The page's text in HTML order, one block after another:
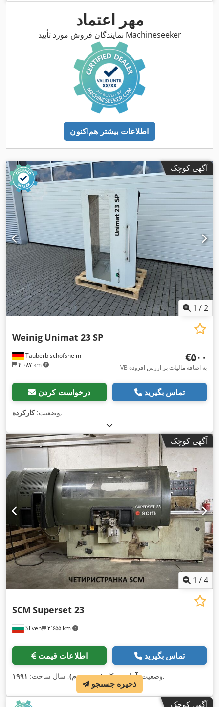
مهر اعتماد
نمایندگان فروش مورد تأیید Machineseeker
اطلاعات بیشتر هم‌اکنون
آگهی کوچک
1 /2
Tauberbischofsheim
۴٬۰۸۷ km
Weinig Unimat 23 SP
‎€۵۰۰
VB به اضافه مالیات بر ارزش افزوده
درخواست کردن تماس بگیرید
وضعیت:کارکرده ,
آگهی کوچک
1 /4
Sliven ۲٬۶۵۵ km
SCM Superset 23
اطلاعات قیمت تماس بگیرید
وضعیت:آماده به کار (دست دوم), سال ساخت: ۱۹۹۱ ,
آگهی کوچک
ذخیره جستجو